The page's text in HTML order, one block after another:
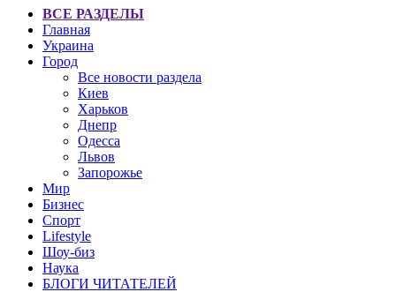
ВСЕ РАЗДЕЛЫ
Главная
Украина
Город
Все новости раздела
Киев
Харьков
Днепр
Одесса
Львов
Запорожье
Мир
Бизнес
Спорт
Lifestyle
Шоу-биз
Наука
БЛОГИ ЧИТАТЕЛЕЙ